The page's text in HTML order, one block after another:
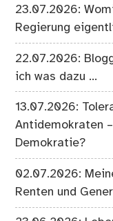
23.07.2026:
Regierung
22.07.2026:
ich was dazu …
13.07.2026:
Antidemokraten
Demokratie?
02.07.2026:
Renten und